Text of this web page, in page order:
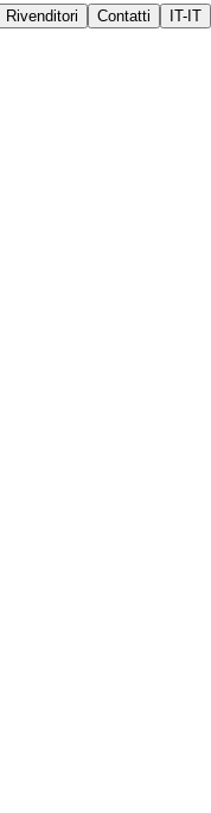
Rivenditori Contatti IT-IT